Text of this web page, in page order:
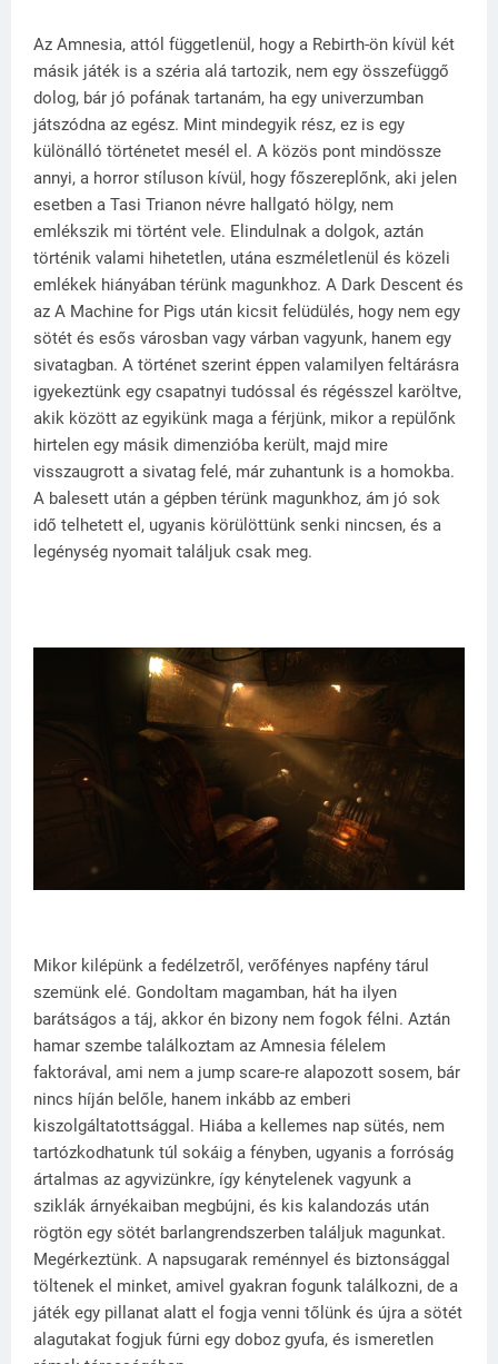
Az Amnesia, attól függetlenül, hogy a Rebirth-ön kívül két
másik játék is a széria alá tartozik, nem egy összefüggő
dolog, bár jó pofának tartanám, ha egy univerzumban
játszódna az egész. Mint mindegyik rész, ez is egy
különálló történetet mesél el. A közös pont mindössze
annyi, a horror stíluson kívül, hogy főszereplőnk, aki jelen
esetben a Tasi Trianon névre hallgató hölgy, nem
emlékszik mi történt vele. Elindulnak a dolgok, aztán
történik valami hihetetlen, utána eszméletlenül és közeli
emlékek hiányában térünk magunkhoz. A Dark Descent és
az A Machine for Pigs után kicsit felüdülés, hogy nem egy
sötét és esős városban vagy várban vagyunk, hanem egy
sivatagban. A történet szerint éppen valamilyen feltárásra
igyekeztünk egy csapatnyi tudóssal és régésszel karöltve,
akik között az egyikünk maga a férjünk, mikor a repülőnk
hirtelen egy másik dimenzióba került, majd mire
visszaugrott a sivatag felé, már zuhantunk is a homokba.
A balesett után a gépben térünk magunkhoz, ám jó sok
idő telhetett el, ugyanis körülöttünk senki nincsen, és a
legénység nyomait találjuk csak meg.
Mikor kilépünk a fedélzetről, verőfényes napfény tárul
szemünk elé. Gondoltam magamban, hát ha ilyen
barátságos a táj, akkor én bizony nem fogok félni. Aztán
hamar szembe találkoztam az Amnesia félelem
faktorával, ami nem a jump scare-re alapozott sosem, bár
nincs híján belőle, hanem inkább az emberi
kiszolgáltatottsággal. Hiába a kellemes nap sütés, nem
tartózkodhatunk túl sokáig a fényben, ugyanis a forróság
ártalmas az agyvizünkre, így kénytelenek vagyunk a
sziklák árnyékaiban megbújni, és kis kalandozás után
rögtön egy sötét barlangrendszerben találjuk magunkat.
Megérkeztünk. A napsugarak reménnyel és biztonsággal
töltenek el minket, amivel gyakran fogunk találkozni, de a
játék egy pillanat alatt el fogja venni tőlünk és újra a sötét
alagutakat fogjuk fúrni egy doboz gyufa, és ismeretlen